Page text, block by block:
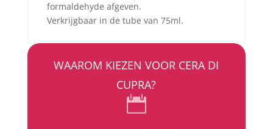
formaldehyde afgeven.
Verkrijgbaar in de tube van 75ml.
WAAROM KIEZEN VOOR CERA DI
CUPRA?
